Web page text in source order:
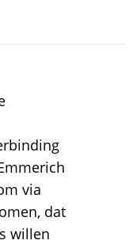
via
dat
willen